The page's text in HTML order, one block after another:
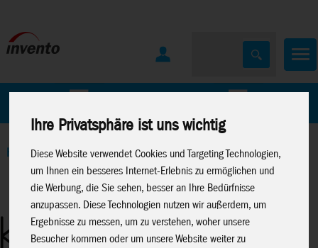
Ihre Privatsphäre ist uns wichtig
Diese Website verwendet Cookies und Targeting Technologien,
um Ihnen ein besseres Internet-Erlebnis zu ermöglichen und
die Werbung, die Sie sehen, besser an Ihre Bedürfnisse
anzupassen. Diese Technologien nutzen wir außerdem, um
Ergebnisse zu messen, um zu verstehen, woher unsere
Besucher kommen oder um unsere Website weiter zu
Home>Windspiele>Metall-Windspiele